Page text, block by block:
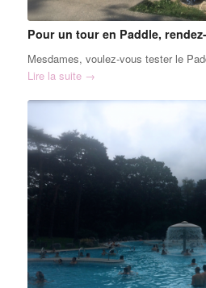
Pour un tour en Paddle,
Mesdames, voulez-vous tester le
Lire la suite→